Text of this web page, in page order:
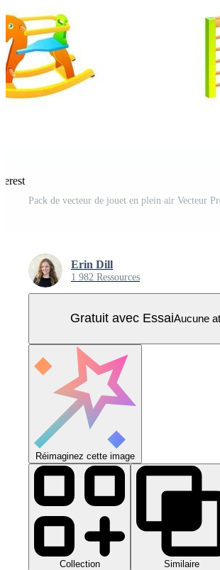
Pack de vecteur de jouet en plein air Vecteur
Erin Dill
1 982 Ressources
Gratuit avec EssaiAucune
Réimaginez cette image
Collection Similaire